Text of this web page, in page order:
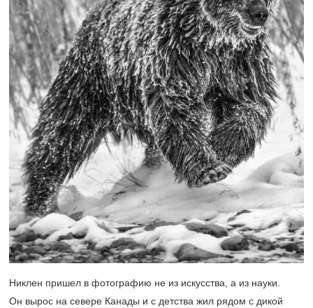
Никлен пришел в фотографию не из искусства, а из науки.
Он вырос на севере Канады и с детства жил рядом с дикой